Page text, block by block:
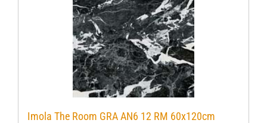
Verwerkingsmaterialen
Over ons
Imola The Room GRA AN6 12 RM 60x120cm